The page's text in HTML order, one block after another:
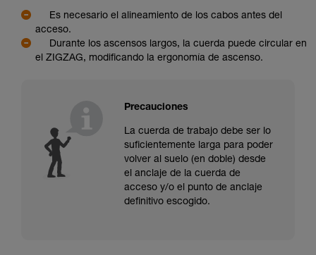
Es necesario el alineamiento de los cabos antes del
acceso.
Durante los ascensos largos, la cuerda puede circular en
el ZIGZAG, modificando la ergonomía de ascenso.
Precauciones
La cuerda de trabajo debe ser lo
suficientemente larga para poder
volver al suelo (en doble) desde
el anclaje de la cuerda de
acceso y/o el punto de anclaje
definitivo escogido.